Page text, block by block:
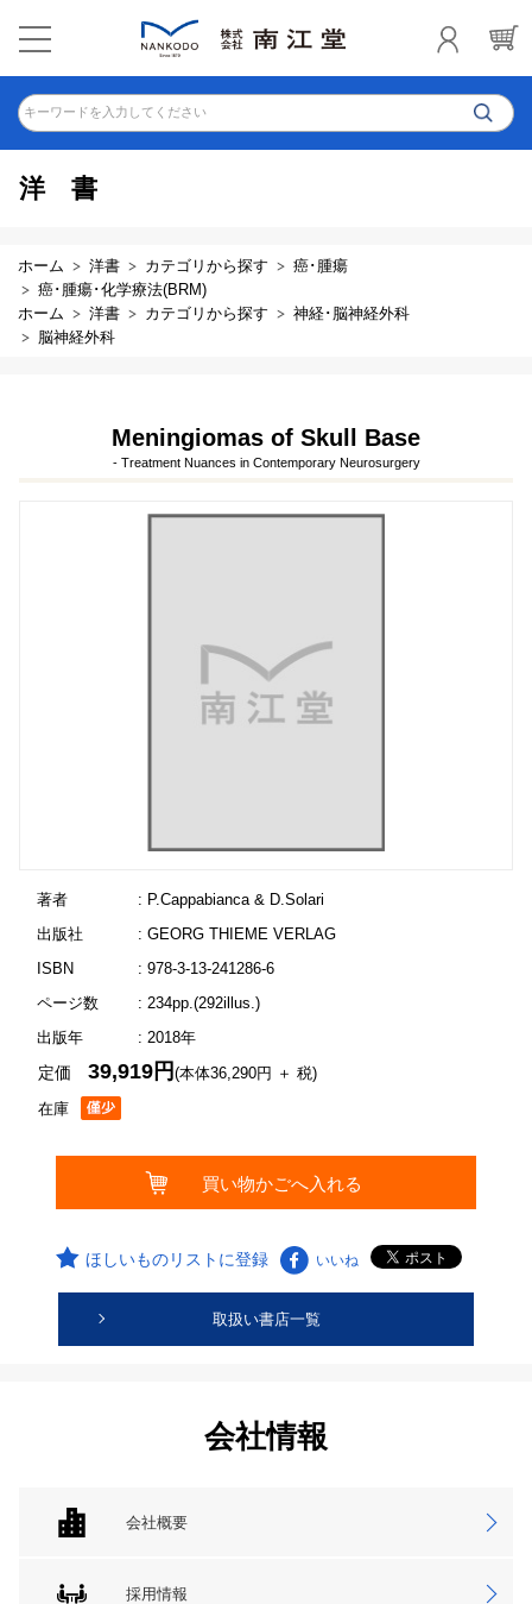
キーワードを入力してください
洋書
ホーム 洋書 カテゴリから探す
癌･腫瘍
癌･腫瘍･化学療法(BRM)
ホーム
洋書 カテゴリから探す
神経･脳神経外科
脳神経外科
Meningiomas of Skull Base
- Treatment Nuances in Contemporary Neurosurgery
著者
: P.Cappabianca & D.Solari
出版社
: GEORG THIEME VERLAG
ISBN
: 978-3-13-241286-6
ページ数
: 234pp.(292illus.)
出版年
: 2018年
在庫
定価39,919円(本体36,290円 ＋ 税)
ほしいものリストに登録 いいね
取扱い書店一覧
会社情報
会社概要
採用情報